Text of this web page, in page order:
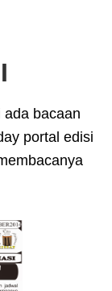
ada bacaan
portal edisi